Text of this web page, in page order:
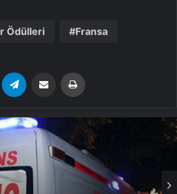
Ödülleri Fransa
WhatsApp Email'den paylaş